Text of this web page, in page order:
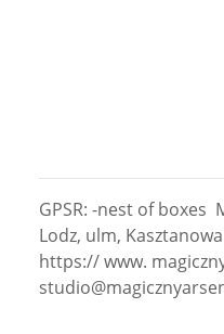
GPSR: -nest of boxes
Lodz, ulm,
https:// www.